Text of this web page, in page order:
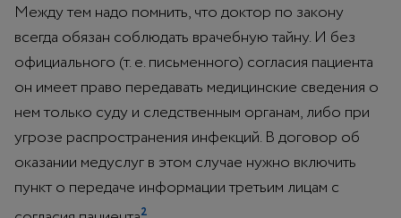
Между тем надо помнить, что доктор по закону
всегда обязан соблюдать врачебную тайну. И без
официального (т. е. письменного) согласия пациента
он имеет право передавать медицинские сведения о
нем только суду и следственным органам, либо при
угрозе распространения инфекций. В договор об
оказании медуслуг в этом случае нужно включить
пункт о передаче информации третьим лицам с
2